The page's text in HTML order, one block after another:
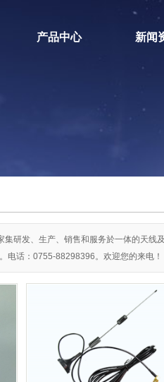
产品中心
菏泽RF连接器系列
新闻
集研发、生产、销售和服务於一体的天
电话：0755-88298396。欢迎您的来电！